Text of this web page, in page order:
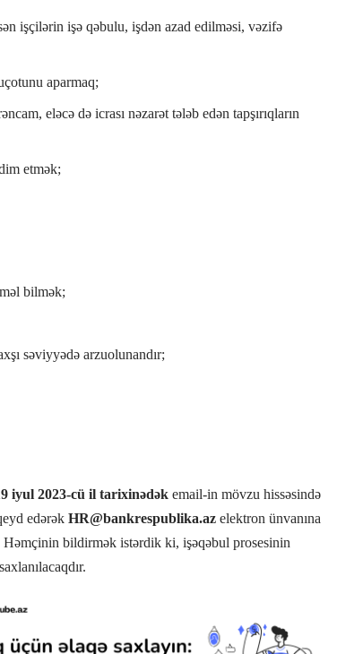
işçilərin işə qəbulu, işdən azad edilməsi, vəzifə
aparmaq;
eləcə də icrası nəzarət tələb edən tapşırıqların
etmək;
bilmək;
səviyyədə arzuolunandır;
iyul 2023-cü il tarixinədək email-in mövzu hissəsində
edərək HR@bankrespublika.az elektron ünvanına
bildirmək istərdik ki, işəqəbul prosesinin